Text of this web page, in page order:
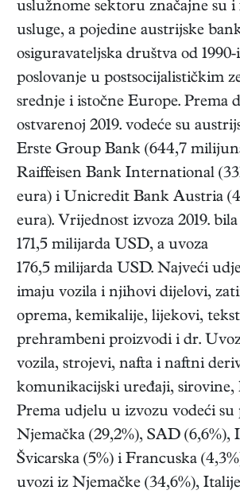
uslužnome sektoru značajne su
usluge, a pojedine austrijske
osiguravateljska društva od
poslovanje u postsocijalističkim
srednje i istočne Europe. Prema
ostvarenoj 2019. vodeće su
Erste Group Bank (644,7
Raiffeisen Bank International
eura) i Unicredit Bank Austria
eura). Vrijednost izvoza 2019.
171,5 milijarda USD, a uvoza
176,5 milijarda USD. Najveći
imaju vozila i njihovi dijelovi,
oprema, kemikalije, lijekovi,
prehrambeni proizvodi i dr.
vozila, strojevi, nafta i naftni
komunikacijski uređaji, sirovine,
Prema udjelu u izvozu vodeći
Njemačka (29,2%), SAD (6,6%),
Švicarska (5%) i Francuska
uvozi iz Njemačke (34,6%),